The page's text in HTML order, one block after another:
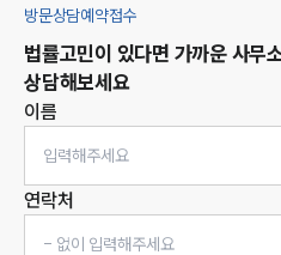
방문상담예약접수
법률고민이 있다면 가까운 사무
상담해보세요
이름
연락처